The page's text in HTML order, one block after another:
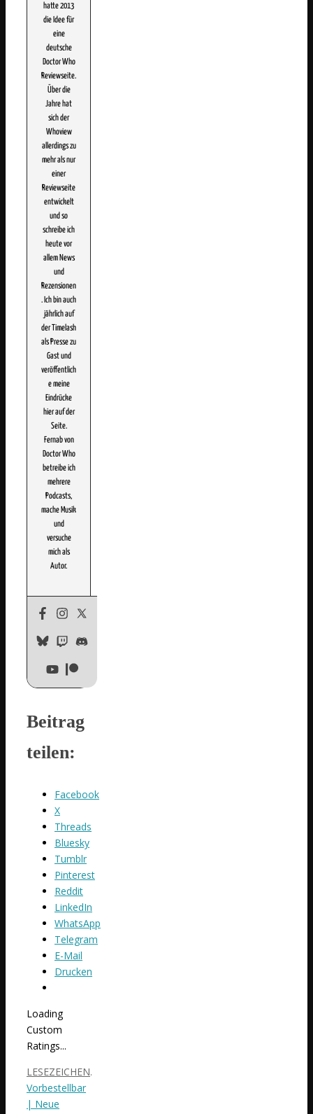
hatte 2013
die Idee für
eine
deutsche
Doctor Who
Reviewseite.
Über die
Jahre hat
sich der
Whoview
allerdings zu
mehr als nur
einer
Reviewseite
entwickelt
und so
schreibe ich
heute vor
allem News
und
Rezensionen
. Ich bin auch
jährlich auf
der Timelash
als Presse zu
Gast und
veröffentlich
e meine
Eindrücke
hier auf der
Seite.
Fernab von
Doctor Who
betreibe ich
mehrere
Podcasts,
mache Musik
und
versuche
mich als
Autor.
Beitrag
teilen:
Facebook
X
Threads
Bluesky
Tumblr
Pinterest
Reddit
LinkedIn
WhatsApp
Telegram
E-Mail
Drucken
Loading
Custom
Ratings...
LESEZEICHEN.
Vorbestellbar
| Neue